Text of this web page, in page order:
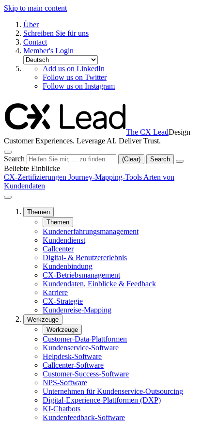
Skip to main content
Über
Schreiben Sie für uns
Contact
Member's Login
Add us on LinkedIn
Follow us on Twitter
Follow us on Instagram
The CX LeadDesign
Customer Experiences. Leverage AI. Deliver Trust.
Search (Clear) Search
Beliebte Einblicke
CX-Zertifizierungen Journey-Mapping-Tools Arten von
Kundendaten
Themen
Themen
Kundenerfahrungsmanagement
Kundendienst
Callcenter
Digital- & Benutzererlebnis
Kundenbindung
CX-Betriebsmanagement
Kundendaten, Einblicke & Feedback
Karriere
CX-Strategie
Kundenreise-Mapping
Werkzeuge
Werkzeuge
Customer-Data-Plattformen
Kundenservice-Software
Helpdesk-Software
Callcenter-Software
Customer-Success-Software
NPS-Software
Unternehmen für Kundenservice-Outsourcing
Digital-Experience-Plattformen (DXP)
KI-Chatbots
Kundenfeedback-Software